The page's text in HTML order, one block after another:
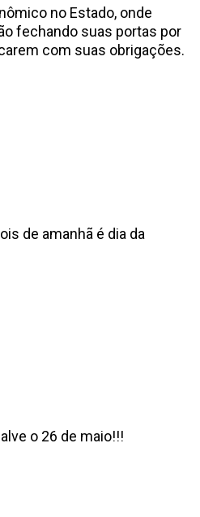
no Estado, onde
fechando suas portas por
com suas obrigações.
de amanhã é dia da
o 26 de maio!!!